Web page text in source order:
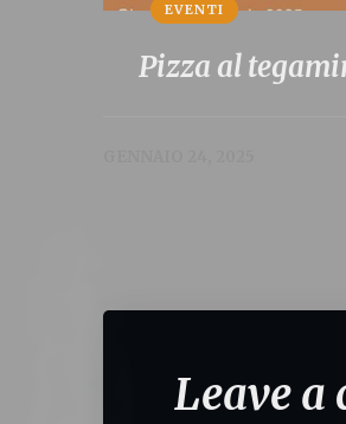
EVENTI
Pizza al
Leave a